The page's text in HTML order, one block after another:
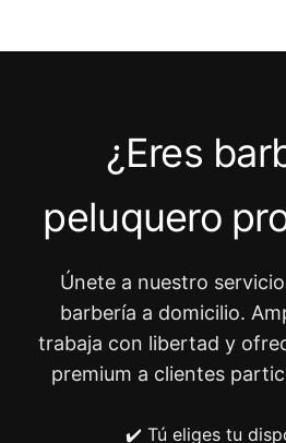
¿Eres
peluquero
Únete a nuestro
barbería a domicilio.
trabaja con libertad y
premium a clientes
✔️ Tú eliges tu